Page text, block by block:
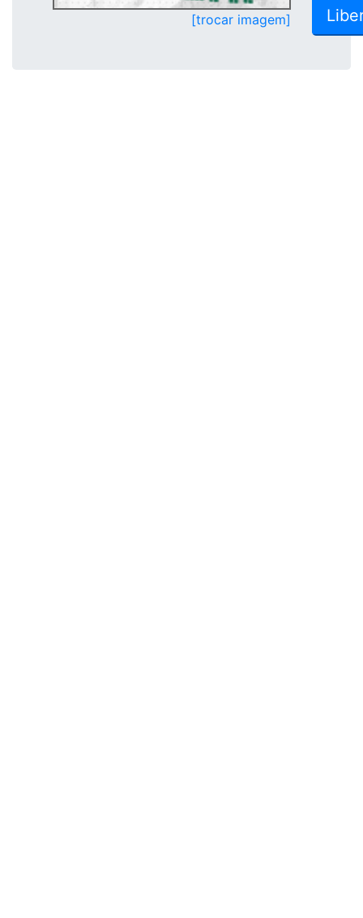
[trocar imagem]